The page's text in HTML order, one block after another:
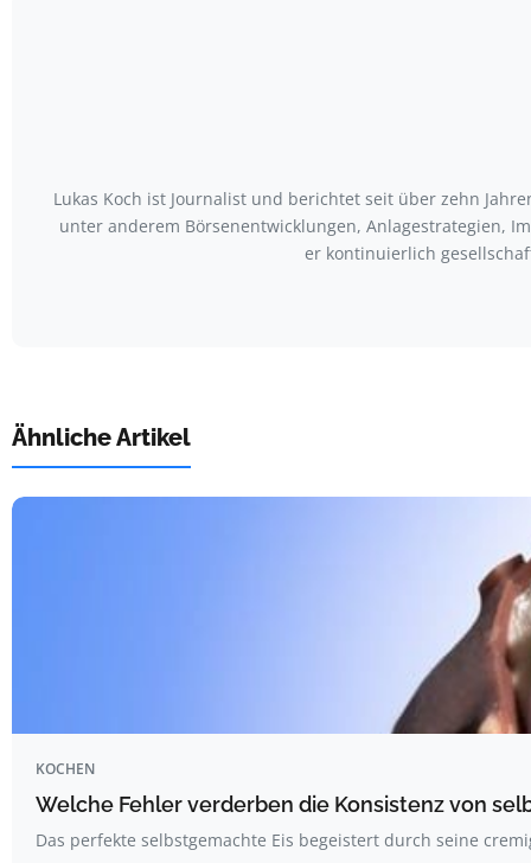
Lukas Koch ist Journalist und berichtet seit über zehn
unter anderem Börsenentwicklungen, Anlagestrategien,
er kontinuierlich
Ähnliche Artikel
KOCHEN
Welche Fehler verderben die Konsistenz von
Das perfekte selbstgemachte Eis begeistert durch seine